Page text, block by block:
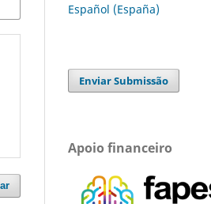
Español (España)
Enviar Submissão
Apoio financeiro